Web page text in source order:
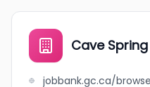
Cave